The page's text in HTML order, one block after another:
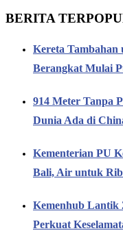
BERITA
Kereta
Berangkat Mulai
914 Meter Tanpa
Dunia Ada di
Kementerian PU
Bali, Air untuk
Kemenhub Lantik
Perkuat